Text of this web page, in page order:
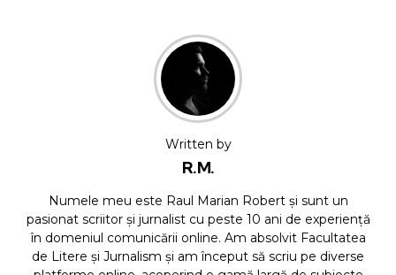
Written by
R.M.
Numele meu este Raul Marian Robert și sunt un
pasionat scriitor și jurnalist cu peste 10 ani de experiență
în domeniul comunicării online. Am absolvit Facultatea
de Litere și Jurnalism și am început să scriu pe diverse